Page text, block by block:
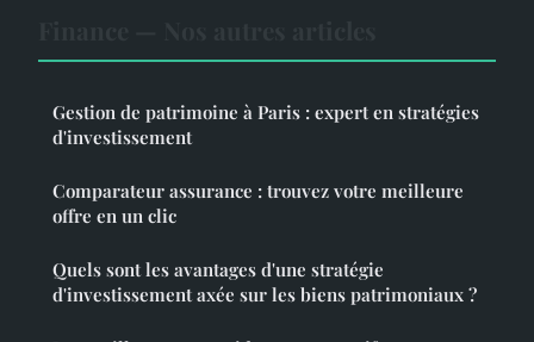
Gestion de patrimoine à Paris : expert en stratégies
d'investissement
Comparateur assurance : trouvez votre meilleure
offre en un clic
Quels sont les avantages d'une stratégie
d'investissement axée sur les biens patrimoniaux ?